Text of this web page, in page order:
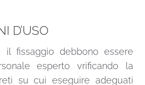
D’USO
il fissaggio debbono essere
esperto vrificando la
su cui eseguire adeguati